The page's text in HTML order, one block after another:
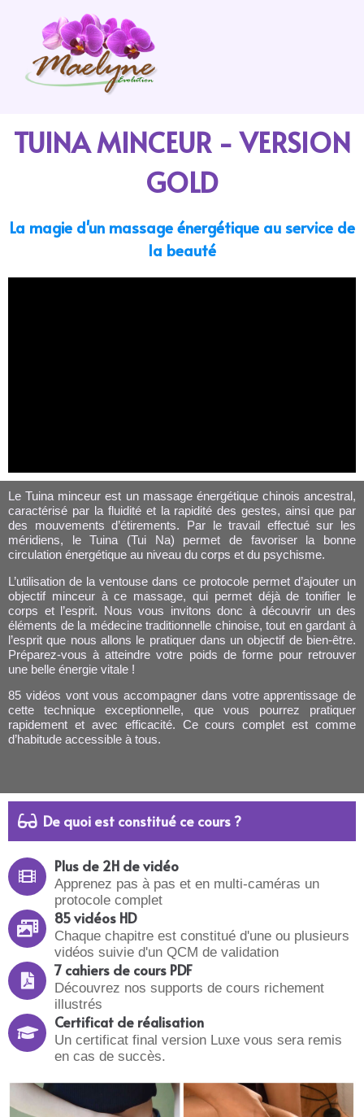
TUINA MINCEUR - VERSION
GOLD
La magie d'un massage énergétique au service de
la beauté
Le Tuina minceur est un massage énergétique chinois ancestral,
caractérisé par la fluidité et la rapidité des gestes, ainsi que par
des mouvements d’étirements. Par le travail effectué sur les
méridiens, le Tuina (Tui Na) permet de favoriser la bonne
circulation énergétique au niveau du corps et du psychisme.
L’utilisation de la ventouse dans ce protocole permet d’ajouter un
objectif minceur à ce massage, qui permet déjà de tonifier le
corps et l’esprit. Nous vous invitons donc à découvrir un des
éléments de la médecine traditionnelle chinoise, tout en gardant à
l’esprit que nous allons le pratiquer dans un objectif de bien-être.
Préparez-vous à atteindre votre poids de forme pour retrouver
une belle énergie vitale !
85 vidéos vont vous accompagner dans votre apprentissage de
cette technique exceptionnelle, que vous pourrez pratiquer
rapidement et avec efficacité. Ce cours complet est comme
d’habitude accessible à tous.
De quoi est constitué ce cours ?​
Plus de 2H de vidéo
Apprenez pas à pas et en multi-caméras un
protocole complet
85 vidéos HD
Chaque chapitre est constitué d'une ou plusieurs
vidéos suivie d'un QCM de validation
7 cahiers de cours PDF
Découvrez nos supports de cours richement
illustrés
Certificat de réalisation
Un certificat final version Luxe vous sera remis
en cas de succès.